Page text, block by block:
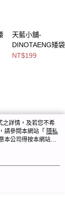
天藍小舖-
DINOTAENG矮
掛伸縮證件套組-
NT$199
之詳情，及若您不希
請參閱本網站「 隱私
本公司得按本網站使